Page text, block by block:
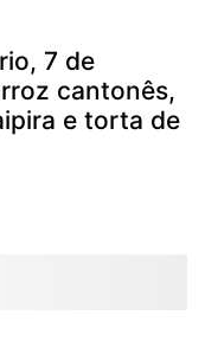
7 de
cantonês,
e torta de